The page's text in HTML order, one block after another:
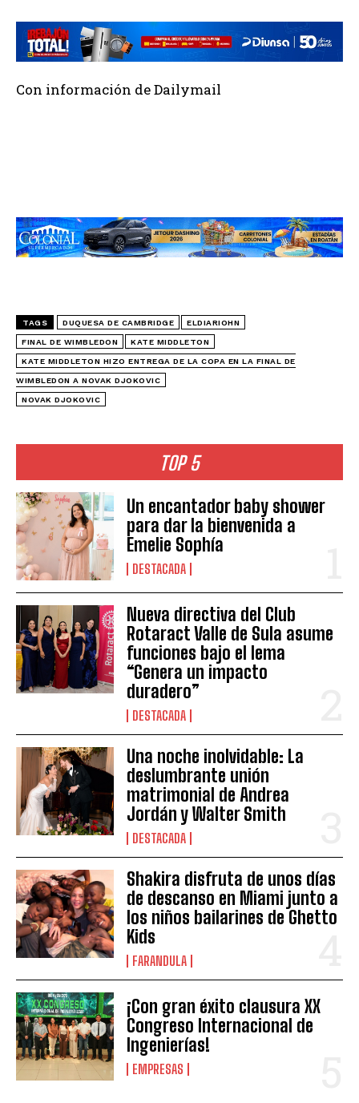
TOP 5
Un encantador baby shower
para dar la bienvenida a
Emelie Sophía
DESTACADA
Nueva directiva del Club
Rotaract Valle de Sula asume
funciones bajo el lema
“Genera un impacto
duradero”
DESTACADA
Una noche inolvidable: La
deslumbrante unión
matrimonial de Andrea
Jordán y Walter Smith
DESTACADA
Shakira disfruta de unos días
de descanso en Miami junto a
los niños bailarines de Ghetto
Kids
FARANDULA
¡Con gran éxito clausura XX
Congreso Internacional de
Ingenierías!
EMPRESAS
Con información de Dailymail
TAGS DUQUESA DE CAMBRIDGE ELDIARIOHN
FINAL DE WIMBLEDON KATE MIDDLETON
KATE MIDDLETON HIZO ENTREGA DE LA COPA EN LA FINAL DE
WIMBLEDON A NOVAK DJOKOVIC
NOVAK DJOKOVIC